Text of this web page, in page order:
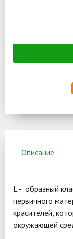
Описание
L - образный
первичного
красителей,
окружающей